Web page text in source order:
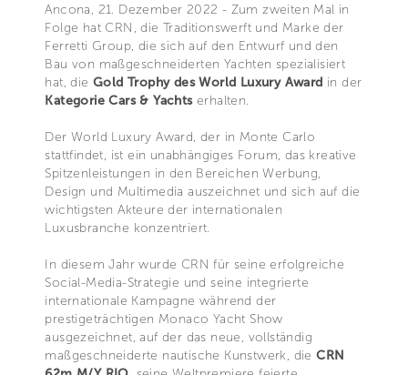
Ancona, 21. Dezember 2022 - Zum zweiten Mal in
Folge hat CRN, die Traditionswerft und Marke der
Ferretti Group, die sich auf den Entwurf und den
Bau von maßgeschneiderten Yachten spezialisiert
hat, die Gold Trophy des World Luxury Award in der
Kategorie Cars & Yachtserhalten.
Der World Luxury Award, der in Monte Carlo
stattfindet, ist ein unabhängiges Forum, das kreative
Spitzenleistungen in den Bereichen Werbung,
Design und Multimedia auszeichnet und sich auf die
wichtigsten Akteure der internationalen
Luxusbranche konzentriert.
In diesem Jahr wurde CRN für seine erfolgreiche
Social-Media-Strategie und seine integrierte
internationale Kampagne während der
prestigeträchtigen Monaco Yacht Show
ausgezeichnet, auf der das neue, vollständig
maßgeschneiderte nautische Kunstwerk, dieCRN